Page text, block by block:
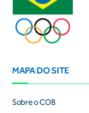
MAPA DO SITE
Sobre o COB